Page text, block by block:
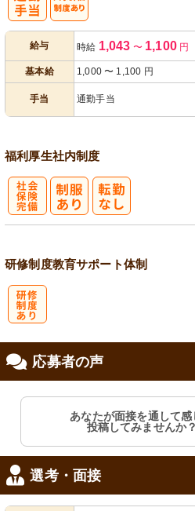
給与 時給 1,043 〜 1,100円
基本給 1,000 〜 1,100 円
手当 通勤手当
福利厚生社内制度
研修制度教育サポート体制
応募者の声
あなたが面接を通して
投稿してみませんか
選考・面接